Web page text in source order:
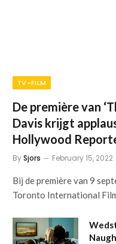
TV-FILM
De première van
Davis krijgt
Hollywood
BySjors February 15, 2022
Bij de première van 9
Toronto International